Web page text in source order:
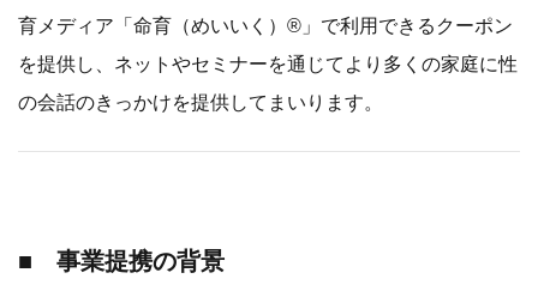
育メディア「命育（めいいく）®」で利用できるクーポン
を提供し、ネットやセミナーを通じてより多くの家庭に性
の会話のきっかけを提供してまいります。
■ 事業提携の背景